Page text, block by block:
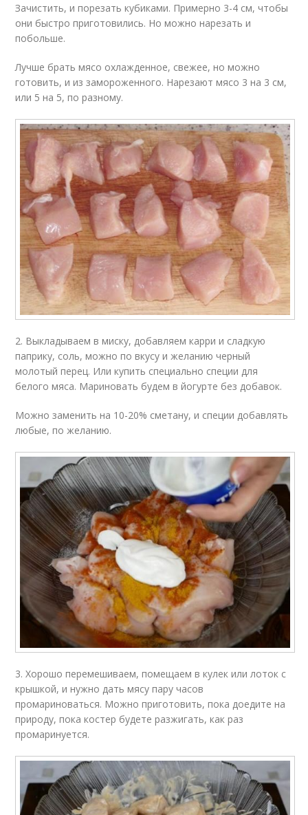
Зачистить, и порезать кубиками. Примерно 3-4 см, чтобы
они быстро приготовились. Но можно нарезать и
побольше.
Лучше брать мясо охлажденное, свежее, но можно
готовить, и из замороженного. Нарезают мясо 3 на 3 см,
или 5 на 5, по разному.
2. Выкладываем в миску, добавляем карри и сладкую
паприку, соль, можно по вкусу и желанию черный
молотый перец. Или купить специально специи для
белого мяса. Мариновать будем в йогурте без добавок.
Можно заменить на 10-20% сметану, и специи добавлять
любые, по желанию.
3. Хорошо перемешиваем, помещаем в кулек или лоток с
крышкой, и нужно дать мясу пару часов
промариноваться. Можно приготовить, пока доедите на
природу, пока костер будете разжигать, как раз
промаринуется.